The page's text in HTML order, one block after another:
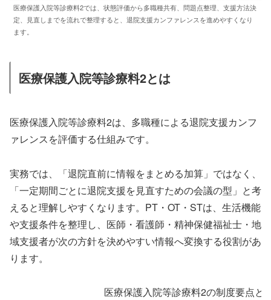
医療保護入院等診療料2では、状態評価から多職種共有、問題点整理、支援方法決
定、見直しまでを流れで整理すると、退院支援カンファレンスを進めやすくなり
ます。
医療保護入院等診療料2とは
医療保護入院等診療料2は、多職種による退院支援カンフ
ァレンスを評価する仕組みです。
実務では、「退院直前に情報をまとめる加算」ではなく、
「一定期間ごとに退院支援を見直すための会議の型」と考
えると理解しやすくなります。PT・OT・STは、生活機能
や支援条件を整理し、医師・看護師・精神保健福祉士・地
域支援者が次の方針を決めやすい情報へ変換する役割があ
ります。
医療保護入院等診療料2の制度要点と